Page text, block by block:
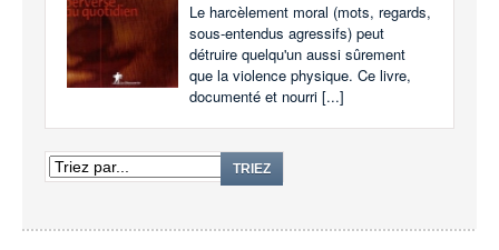
Le harcèlement moral (mots, regards,
sous-entendus agressifs) peut
détruire quelqu'un aussi sûrement
que la violence physique. Ce livre,
documenté et nourri [...]
TRIEZ